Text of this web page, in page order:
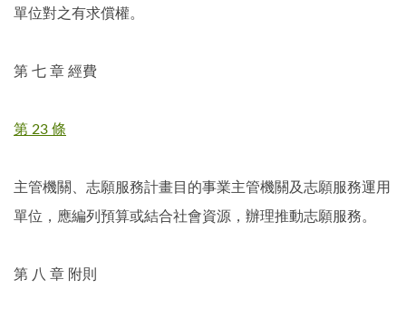
單位對之有求償權。
第 七 章 經費
第 23 條
主管機關、志願服務計畫目的事業主管機關及志願服務運用
單位，應編列預算或結合社會資源，辦理推動志願服務。
第 八 章 附則